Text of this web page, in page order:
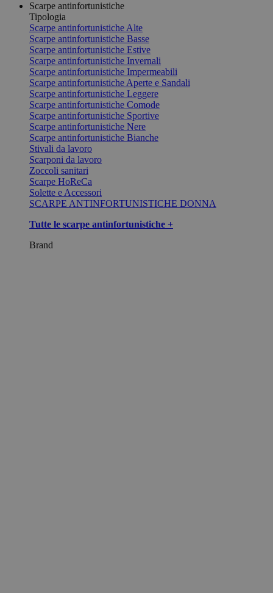
Scarpe antinfortunistiche
Tipologia
Scarpe antinfortunistiche Alte
Scarpe antinfortunistiche Basse
Scarpe antinfortunistiche Estive
Scarpe antinfortunistiche Invernali
Scarpe antinfortunistiche Impermeabili
Scarpe antinfortunistiche Aperte e Sandali
Scarpe antinfortunistiche Leggere
Scarpe antinfortunistiche Comode
Scarpe antinfortunistiche Sportive
Scarpe antinfortunistiche Nere
Scarpe antinfortunistiche Bianche
Stivali da lavoro
Scarponi da lavoro
Zoccoli sanitari
Scarpe HoReCa
Solette e Accessori
SCARPE ANTINFORTUNISTICHE DONNA
Tutte le scarpe antinfortunistiche +
Brand